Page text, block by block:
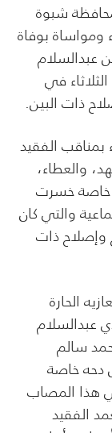
شبوة
ومواساة بوفاة
عبدالسلام
في
ذات البين.
بمناقب الفقيد
والعطاء،
خاصة خسرت
والتي كان
وإصلاح ذات
الحارة
عبدالسلام
سالم
دحه خاصة
هذا المصاب
الفقيد